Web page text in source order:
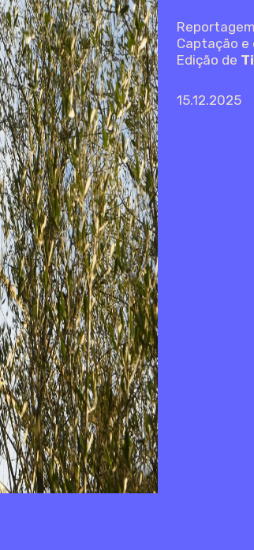
Captação e
Edição de
15.12.2025